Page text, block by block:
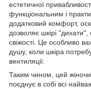
естетичної
функціональним і
додатковий комфорт,
дозволяє шкірі "дихати",
свіжості. Це особливо
душу, коли шкіра
вентиляції.
Таким чином, цей
поєднує в собі всі